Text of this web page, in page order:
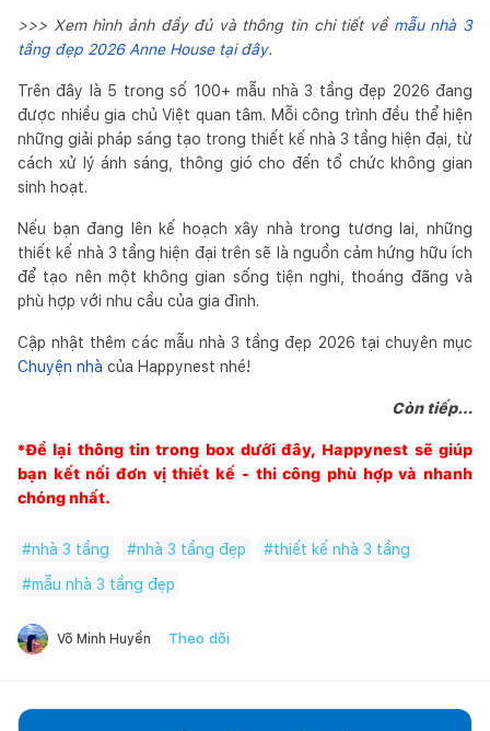
>>> Xem hình ảnh đầy đủ và thông tin chi tiết về mẫu nhà 3
tầng đẹp 2026 Anne House tại đây.
Trên đây là 5 trong số 100+ mẫu nhà 3 tầng đẹp 2026 đang
được nhiều gia chủ Việt quan tâm. Mỗi công trình đều thể hiện
những giải pháp sáng tạo trong thiết kế nhà 3 tầng hiện đại, từ
cách xử lý ánh sáng, thông gió cho đến tổ chức không gian
sinh hoạt.
Nếu bạn đang lên kế hoạch xây nhà trong tương lai, những
thiết kế nhà 3 tầng hiện đại trên sẽ là nguồn cảm hứng hữu ích
để tạo nên một không gian sống tiện nghi, thoáng đãng và
phù hợp với nhu cầu của gia đình.
Cập nhật thêm các mẫu nhà 3 tầng đẹp 2026 tại chuyên mục
Chuyện nhà của Happynest nhé!
Còn tiếp…
*Để lại thông tin trong box dưới đây, Happynest sẽ giúp
bạn kết nối đơn vị thiết kế - thi công phù hợp và nhanh
chóng nhất.
#nhà 3 tầng #nhà 3 tầng đẹp #thiết kế nhà 3 tầng
#mẫu nhà 3 tầng đẹp
Võ Minh Huyền Theo dõi